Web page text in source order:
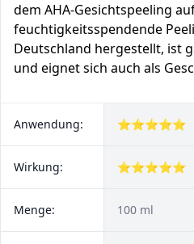
dem AHA-Gesichtspeeling
feuchtigkeitsspendende
Deutschland hergestellt, ist
und eignet sich auch als
Anwendung: ⭐⭐⭐⭐⭐
Wirkung: ⭐⭐⭐⭐⭐
Menge: 100 ml